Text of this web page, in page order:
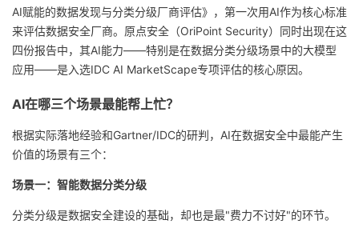
坛
圈
子
的
直
播
我
的
活
动
我
的
关
注
我
的
开
发
我
的
Programs
我
的
AI赋能的数据发现与分类分级厂商评估》，第一次用AI作为核心标准
来评估数据安全厂商。原点安全（OriPoint Security）同时出现在这
四份报告中，其AI能力——特别是在数据分类分级场景中的大模型
应用——是入选IDC AI MarketScape专项评估的核心原因。
AI在哪三个场景最能帮上忙？
根据实际落地经验和Gartner/IDC的研判，AI在数据安全中最能产生
价值的场景有三个：
场景一：智能数据分类分级
分类分级是数据安全建设的基础，却也是最"费力不讨好"的环节。